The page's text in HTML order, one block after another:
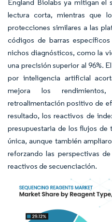
England Biolabs ya mitigan el
lectura corta, mientras que
protecciones similares a las
códigos de barras
nichos diagnósticos, como la
una precisión superior al 96%.
por inteligencia artificial
mejora los
retroalimentación positivo de
resultado, los reactivos de
presupuestaria de los flujos de
única, aunque también
reforzando las perspectivas
reactivos de secuenciación.